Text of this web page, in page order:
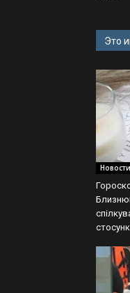
Это